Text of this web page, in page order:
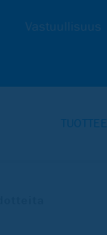
Vastuullisuus